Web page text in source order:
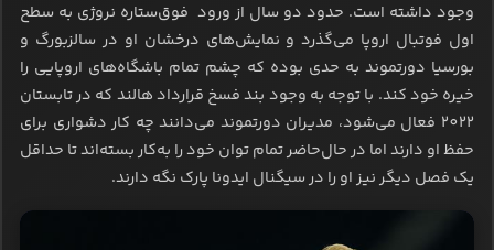
وجود داشته‌ است. حدود دو سال از ورود فوق‌ستاره نروژی به سطح
اول فوتبال اروپا می‌گذرد و نمایش‌های درخشان او در سالزبورگ و
بورسیا دورتموند به حدی بوده که چشم تمام باشگاه‌های اروپایی را
خیره خود کند. با توجه به وجود بند فسخ قرارداد هالند که در تابستان
2022 فعال می‌شود، مدیران دورتموند می‌دانند چه کار دشواری برای
حفظ او دارند اما در حال‌حاضر تمام توان خود را به‌کار بسته‌اند تا حداقل
یک فصل دیگر نیز او را در سیگنال ایدونا پارک نگه دارند.